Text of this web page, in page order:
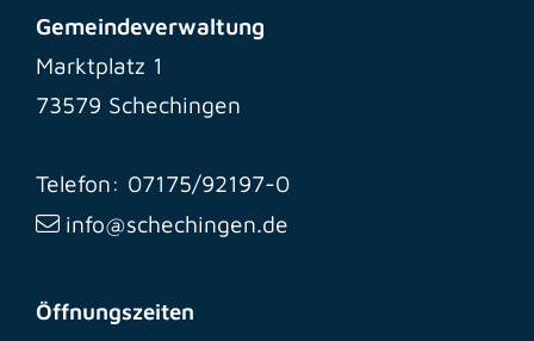
Gemeindeverwaltung
Marktplatz 1
73579 Schechingen
Telefon: 07175/92197-0
info@schechingen.de
Öffnungszeiten